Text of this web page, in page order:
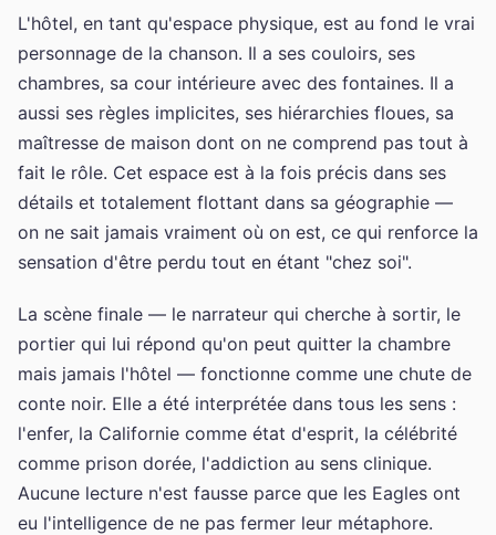
L'hôtel, en tant qu'espace physique, est au fond le vrai
personnage de la chanson. Il a ses couloirs, ses
chambres, sa cour intérieure avec des fontaines. Il a
aussi ses règles implicites, ses hiérarchies floues, sa
maîtresse de maison dont on ne comprend pas tout à
fait le rôle. Cet espace est à la fois précis dans ses
détails et totalement flottant dans sa géographie —
on ne sait jamais vraiment où on est, ce qui renforce la
sensation d'être perdu tout en étant "chez soi".
La scène finale — le narrateur qui cherche à sortir, le
portier qui lui répond qu'on peut quitter la chambre
mais jamais l'hôtel — fonctionne comme une chute de
conte noir. Elle a été interprétée dans tous les sens :
l'enfer, la Californie comme état d'esprit, la célébrité
comme prison dorée, l'addiction au sens clinique.
Aucune lecture n'est fausse parce que les Eagles ont
eu l'intelligence de ne pas fermer leur métaphore.